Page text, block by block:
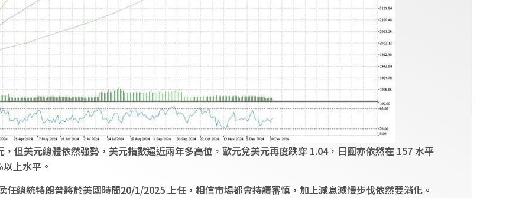
但美元總體依然強勢，美元指數逼近兩年多高位，歐元兌美元再度跌穿 1.04，日圓亦依然在 157 水平
上水平。
任總統特朗普將於美國時間20/1/2025 上任，相信市場都會持續審慎，加上減息減慢步伐依然要消化。